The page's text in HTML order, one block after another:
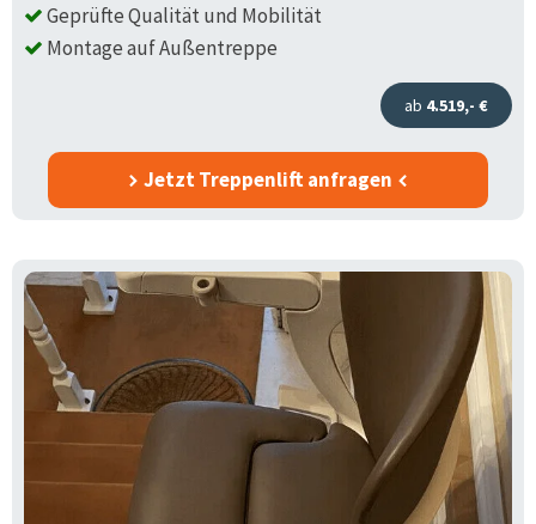
Geprüfte Qualität und Mobilität
Montage auf Außentreppe
ab 4.519,- €
Jetzt Treppenlift anfragen